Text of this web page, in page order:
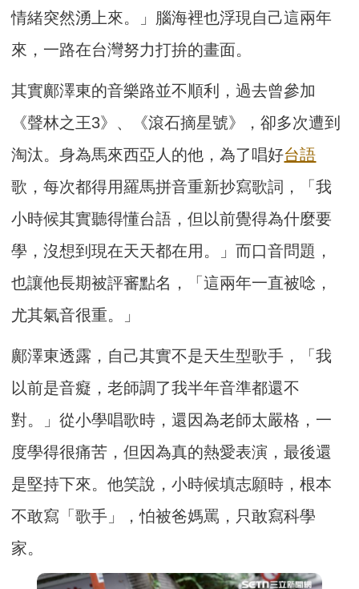
情緒突然湧上來。」腦海裡也浮現自己這兩年
來，一路在台灣努力打拚的畫面。
其實鄺澤東的音樂路並不順利，過去曾參加
《聲林之王3》、《滾石摘星號》，卻多次遭到
淘汰。身為馬來西亞人的他，為了唱好台語
歌，每次都得用羅馬拼音重新抄寫歌詞，「我
小時候其實聽得懂台語，但以前覺得為什麼要
學，沒想到現在天天都在用。」而口音問題，
也讓他長期被評審點名，「這兩年一直被唸，
尤其氣音很重。」
鄺澤東透露，自己其實不是天生型歌手，「我
以前是音癡，老師調了我半年音準都還不
對。」從小學唱歌時，還因為老師太嚴格，一
度學得很痛苦，但因為真的熱愛表演，最後還
是堅持下來。他笑說，小時候填志願時，根本
不敢寫「歌手」，怕被爸媽罵，只敢寫科學
家。